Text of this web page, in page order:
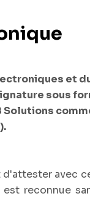
et
sous
Solutions
avec
reconnue